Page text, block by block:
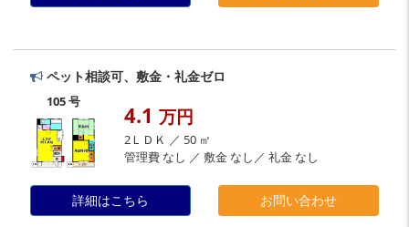
ペット相談可、敷金・礼金ゼロ
105 号
4.1 万円
2ＬＤＫ ／ 50 ㎡
管理費 なし ／ 敷金 なし／ 礼金 なし
詳細はこちら お問い合わせ